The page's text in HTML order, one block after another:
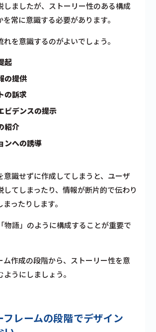
しましたが、ストーリー性のある構成
常に意識する必要があります。
を意識するのがよいでしょう。
起
の提供
の訴求
ビデンスの提示
紹介
ンへの誘導
意識せずに作成してしまうと、ユーザ
してしまったり、情報が断片的で伝わり
ったりします。
物語」のように構成することが重要で
ム作成の段階から、ストーリー性を意
うにしましょう。
フレームの段階でデザイン